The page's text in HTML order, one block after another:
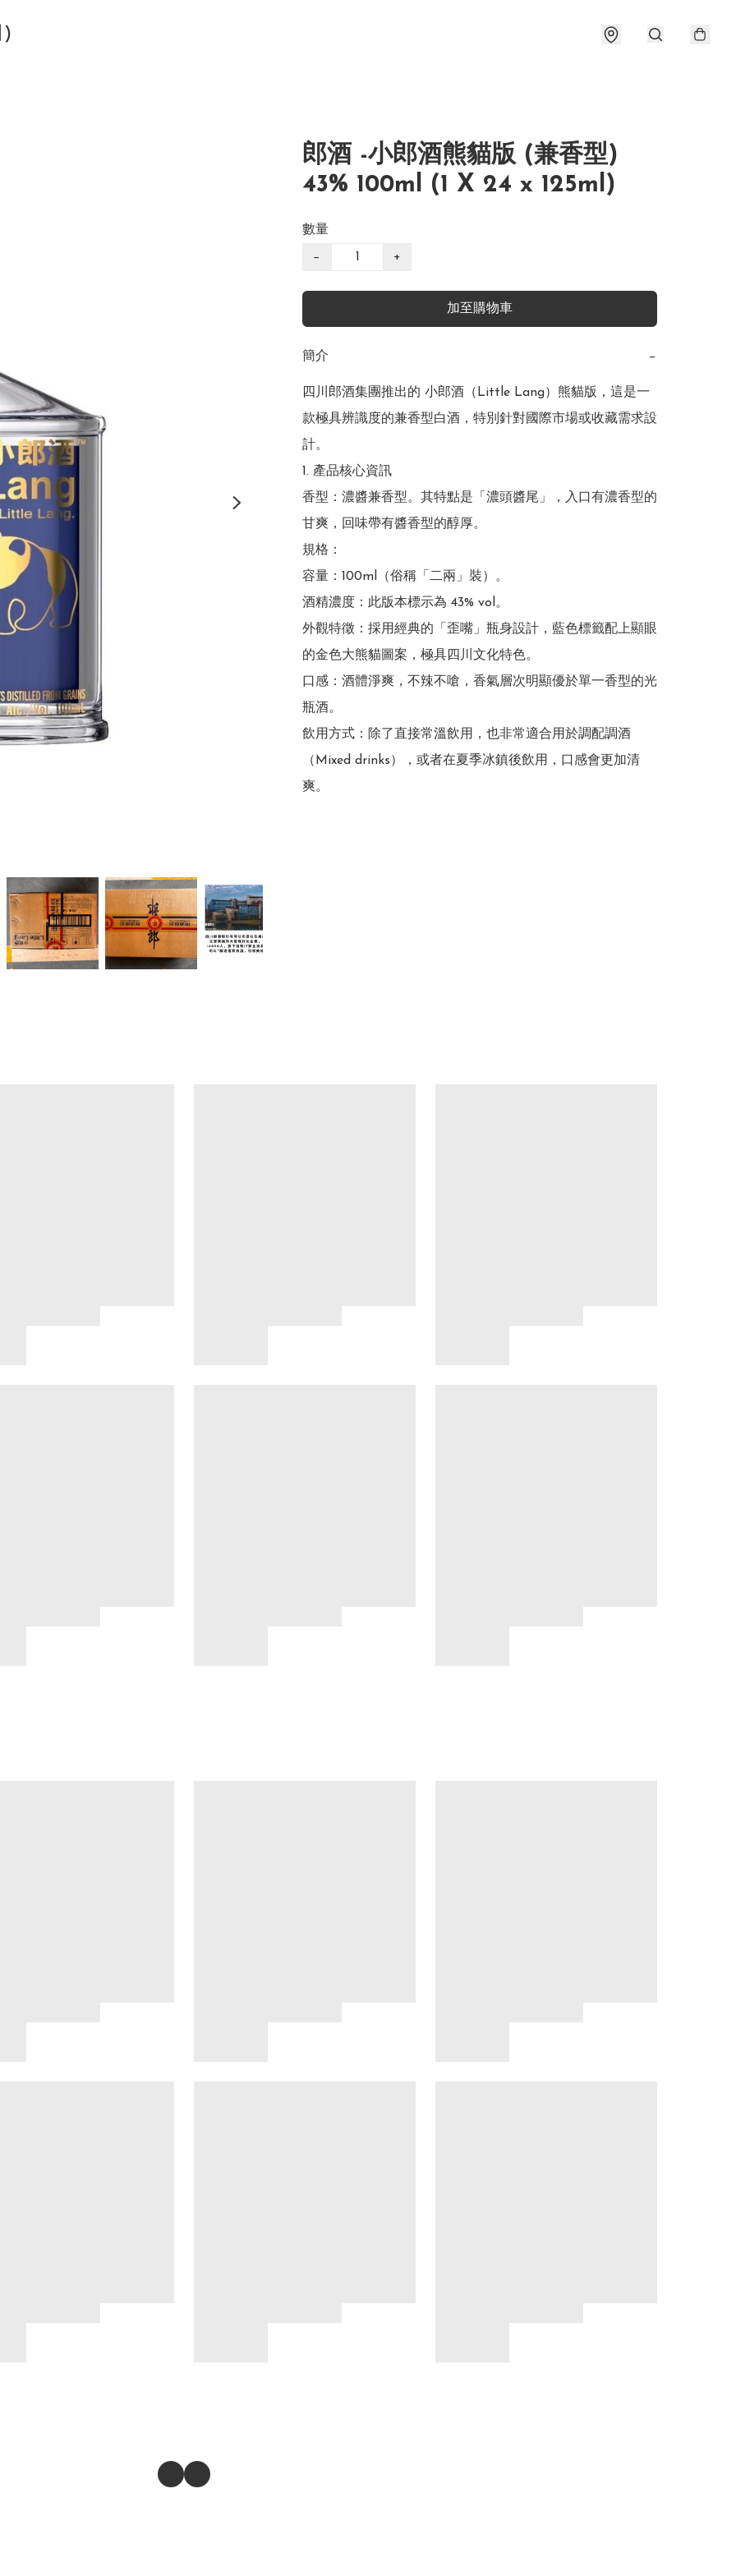
)
郎酒 -小郎酒熊貓版 (兼香型)
43% 100ml (1 X 24 x 125ml)
數量
− +
加至購物車
簡介 −
四川郎酒集團推出的 小郎酒（Little Lang）熊貓版，這是一
款極具辨識度的兼香型白酒，特別針對國際市場或收藏需求設
計。
1. 產品核心資訊
香型：濃醬兼香型。其特點是「濃頭醬尾」，入口有濃香型的
甘爽，回味帶有醬香型的醇厚。
規格：
容量：100ml（俗稱「二兩」裝）。
酒精濃度：此版本標示為 43% vol。
外觀特徵：採用經典的「歪嘴」瓶身設計，藍色標籤配上顯眼
的金色大熊貓圖案，極具四川文化特色。
口感：酒體淨爽，不辣不嗆，香氣層次明顯優於單一香型的光
瓶酒。
飲用方式：除了直接常溫飲用，也非常適合用於調配調酒
（Mixed drinks），或者在夏季冰鎮後飲用，口感會更加清